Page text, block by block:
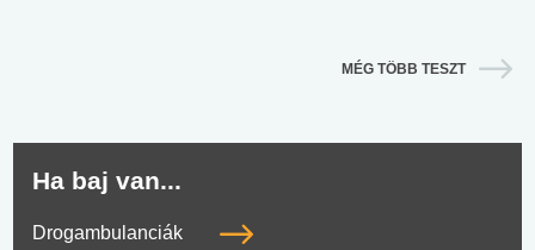
MÉG TÖBB TESZT
Ha baj van...
Drogambulanciák